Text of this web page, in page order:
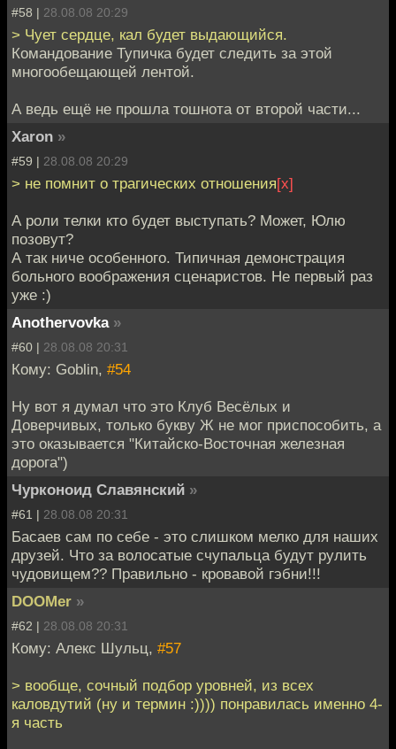
#58 | 28.08.08 20:29
> Чует сердце, кал будет выдающийся.
Командование Тупичка будет следить за этой
многообещающей лентой.
А ведь ещё не прошла тошнота от второй части...
Xaron »
#59 | 28.08.08 20:29
> не помнит о трагических отношения[х]
А роли телки кто будет выступать? Может, Юлю
позовут?
А так ниче особенного. Типичная демонстрация
больного воображения сценаристов. Не первый раз
уже :)
Anothervovka »
#60 | 28.08.08 20:31
Кому: Goblin, #54
Ну вот я думал что это Клуб Весёлых и
Доверчивых, только букву Ж не мог приспособить, а
это оказывается "Китайско-Восточная железная
дорога")
Чурконоид Славянский »
#61 | 28.08.08 20:31
Басаев сам по себе - это слишком мелко для наших
друзей. Что за волосатые счупальца будут рулить
чудовищем?? Правильно - кровавой гэбни!!!
DOOMer »
#62 | 28.08.08 20:31
Кому: Алекс Шульц, #57
> вообще, сочный подбор уровней, из всех
каловдутий (ну и термин :)))) понравилась именно 4-
я часть